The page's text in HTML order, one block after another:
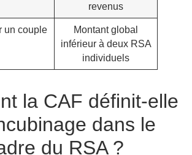
revenus
un couple
Montant global
inférieur à deux RSA
individuels
la CAF définit-elle
dans le
du RSA ?